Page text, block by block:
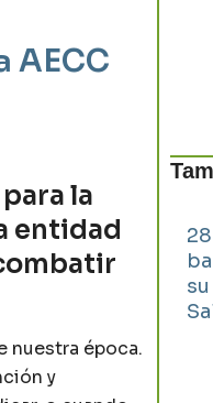
AECC
la
entidad
nuestra época.
y